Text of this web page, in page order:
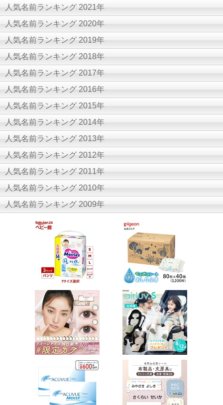
人気名前ランキング 2021年
人気名前ランキング 2020年
人気名前ランキング 2019年
人気名前ランキング 2018年
人気名前ランキング 2017年
人気名前ランキング 2016年
人気名前ランキング 2015年
人気名前ランキング 2014年
人気名前ランキング 2013年
人気名前ランキング 2012年
人気名前ランキング 2011年
人気名前ランキング 2010年
人気名前ランキング 2009年